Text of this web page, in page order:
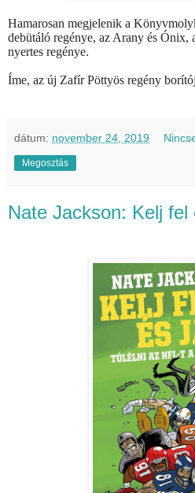
Hamarosan megjelenik a
debütáló regénye, az Arany és Ónix,
nyertes regénye.
Íme, az új Zafír Pöttyös regény
dátum: november 24, 2019
Megosztás
Nate Jackson: Kelj fel